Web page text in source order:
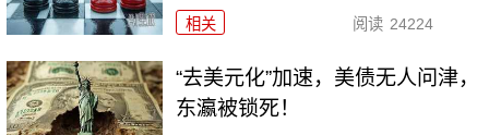
相关 阅读 24224
“去美元化”加速，美债无人问津，
东瀛被锁死！